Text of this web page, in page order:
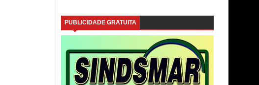
PUBLICIDADE GRATUITA